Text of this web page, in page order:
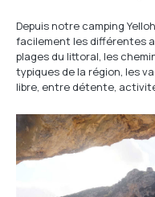
Depuis notre camping
facilement les différentes
plages du littoral, les
typiques de la région, les
libre, entre détente,